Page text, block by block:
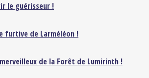
le guérisseur !
furtive de Larméléon !
de la Forêt de Lumirinth !